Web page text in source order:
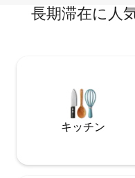
長期滞在に人
キッチン